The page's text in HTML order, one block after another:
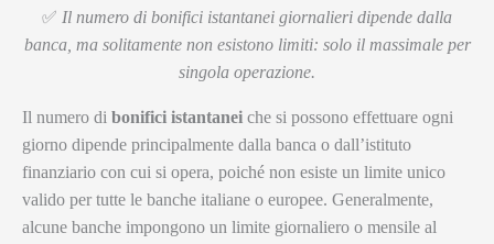
✅ Il numero di bonifici istantanei giornalieri dipende dalla
banca, ma solitamente non esistono limiti: solo il massimale per
singola operazione.
Il numero di bonifici istantanei che si possono effettuare ogni
giorno dipende principalmente dalla banca o dall’istituto
finanziario con cui si opera, poiché non esiste un limite unico
valido per tutte le banche italiane o europee. Generalmente,
alcune banche impongono un limite giornaliero o mensile al